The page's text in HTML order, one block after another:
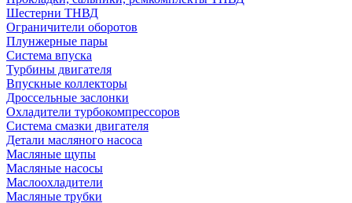
Шестерни ТНВД
Ограничители оборотов
Плунжерные пары
Система впуска
Турбины двигателя
Впускные коллекторы
Дроссельные заслонки
Охладители турбокомпрессоров
Система смазки двигателя
Детали масляного насоса
Масляные щупы
Масляные насосы
Маслоохладители
Масляные трубки